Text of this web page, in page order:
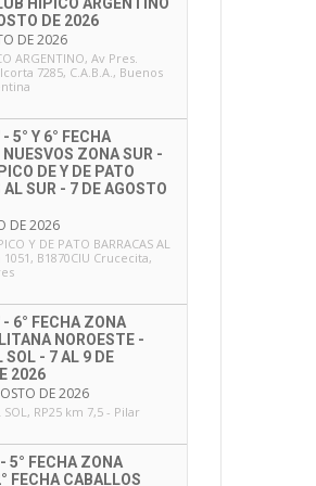
DE 2026
DE 2026
ARGENTINO, Av Pres.
7285, C.A.B.A., Buenos
5° Y 6° FECHA
ZONA SUR -
DE Y DE PATO
AL SUR - 7 DE AGOSTO
DE 2026
Y DE PATO BARRACAS AL
1051, B1870CIU Crucecita,
6° FECHA ZONA
NOROESTE -
SOL - 7 AL 9 DE
2026
DE 2026
SOL, RP25 km 7,5 - Pilar
5° FECHA ZONA
FECHA CABALLOS